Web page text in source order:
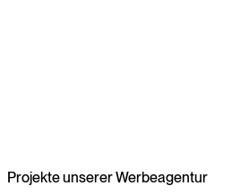
Projekte unserer Werbeagentur